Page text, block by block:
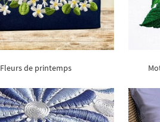
Fleurs de printemps